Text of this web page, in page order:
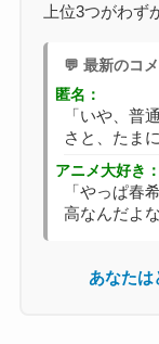
上位3つがわず
💬 最新のコ
匿名：
「いや、普
さと、たま
アニメ大好き：
「やっぱ春
高なんだよな
あなた